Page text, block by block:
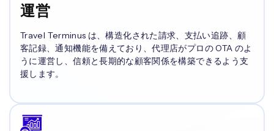
運営
Travel Terminus は、構造化された請求、支払い追跡、顧
客記録、通知機能を備えており、代理店がプロの OTA のよ
うに運営し、信頼と長期的な顧客関係を構築できるよう支
援します。